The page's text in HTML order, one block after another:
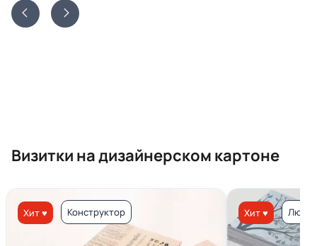
Визитки на дизайнерском картоне
Хит ♥ Конструктор Хит ♥ Люкс